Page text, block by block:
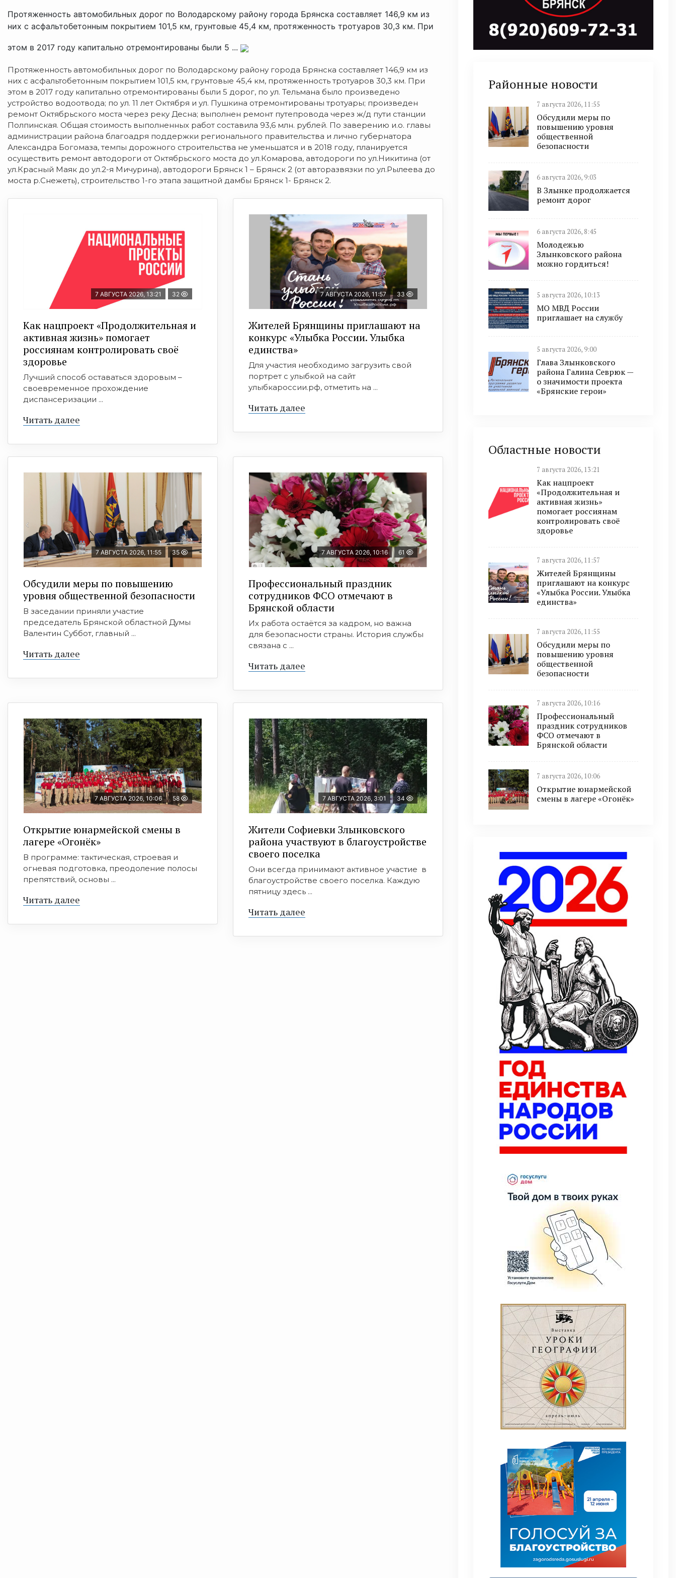
Протяженность автомобильных дорог по Володарскому району города Брянска составляет 146,9 км из
них с асфальтобетонным покрытием 101,5 км, грунтовые 45,4 км, протяженность тротуаров 30,3 км. При
этом в 2017 году капитально отремонтированы были 5 ...
Протяженность автомобильных дорог по Володарскому району города Брянска составляет 146,9 км из
них с асфальтобетонным покрытием 101,5 км, грунтовые 45,4 км, протяженность тротуаров 30,3 км. При
этом в 2017 году капитально отремонтированы были 5 дорог, по ул. Тельмана было произведено
устройство водоотвода; по ул. 11 лет Октября и ул. Пушкина отремонтированы тротуары; произведен
ремонт Октябрьского моста через реку Десна; выполнен ремонт путепровода через ж/д пути станции
Полпинская. Общая стоимость выполненных работ составила 93,6 млн. рублей. По заверению и.о. главы
администрации района благоадря поддержки регионального правительства и лично губернатора
Александра Богомаза, темпы дорожного строительства не уменьшатся и в 2018 году, планируется
осуществить ремонт автодороги от Октябрьского моста до ул.Комарова, автодороги по ул.Никитина (от
ул.Красный Маяк до ул.2-я Мичурина), автодороги Брянск 1 – Брянск 2 (от авторазвязки по ул.Рылеева до
моста р.Снежеть), строительство 1-го этапа защитной дамбы Брянск 1- Брянск 2.
7 АВГУСТА 2026, 13:21 32
Как нацпроект «Продолжительная и
активная жизнь» помогает
россиянам контролировать своё
здоровье
Лучший способ оставаться здоровым –
своевременное прохождение
диспансеризации ...
Читать далее
7 АВГУСТА 2026, 11:57 33
Жителей Брянщины приглашают на
конкурс «Улыбка России. Улыбка
единства»
Для участия необходимо загрузить свой
портрет с улыбкой на сайт
улыбкароссии.рф, отметить на ...
Читать далее
7 АВГУСТА 2026, 11:55 35
Обсудили меры по повышению
уровня общественной безопасности
В заседании приняли участие
председатель Брянской областной Думы
Валентин Суббот, главный ...
Читать далее
7 АВГУСТА 2026, 10:16 61
Профессиональный праздник
сотрудников ФСО отмечают в
Брянской области
Их работа остаётся за кадром, но важна
для безопасности страны. История службы
связана с ...
Читать далее
7 АВГУСТА 2026, 10:06 58
Открытие юнармейской смены в
лагере «Огонёк»
В программе: тактическая, строевая и
огневая подготовка, преодоление полосы
препятствий, основы ...
Читать далее
7 АВГУСТА 2026, 3:01 34
Жители Софиевки Злынковского
района участвуют в благоустройстве
своего поселка
Они всегда принимают активное участие в
благоустройстве своего поселка. Каждую
пятницу здесь ...
Читать далее
Районные новости
7 августа 2026, 11:55
Обсудили меры по
повышению уровня
общественной
безопасности
6 августа 2026, 9:03
В Злынке продолжается
ремонт дорог
6 августа 2026, 8:45
Молодежью
Злынковского района
можно гордиться!
5 августа 2026, 10:13
МО МВД России
приглашает на службу
5 августа 2026, 9:00
Глава Злынковского
района Галина Севрюк —
о значимости проекта
«Брянские герои»
Областные новости
7 августа 2026, 13:21
Как нацпроект
«Продолжительная и
активная жизнь»
помогает россиянам
контролировать своё
здоровье
7 августа 2026, 11:57
Жителей Брянщины
приглашают на конкурс
«Улыбка России. Улыбка
единства»
7 августа 2026, 11:55
Обсудили меры по
повышению уровня
общественной
безопасности
7 августа 2026, 10:16
Профессиональный
праздник сотрудников
ФСО отмечают в
Брянской области
7 августа 2026, 10:06
Открытие юнармейской
смены в лагере «Огонёк»